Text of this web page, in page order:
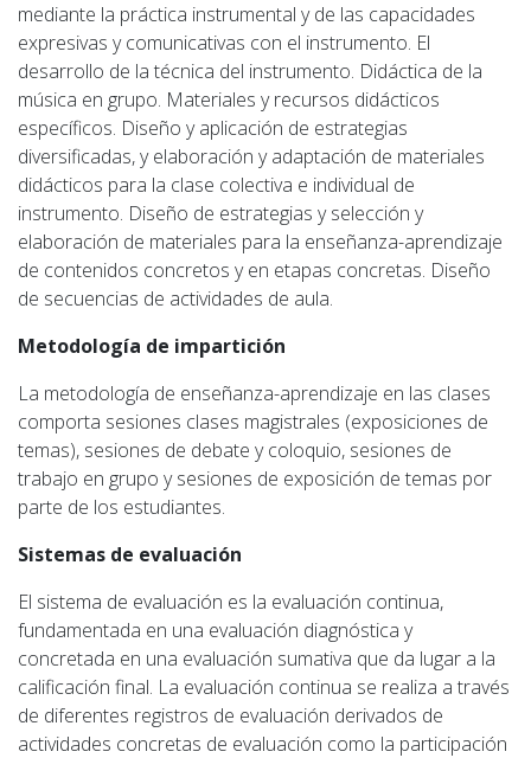
mediante la práctica instrumental y de las capacidades
expresivas y comunicativas con el instrumento. El
desarrollo de la técnica del instrumento. Didáctica de la
música en grupo. Materiales y recursos didácticos
específicos. Diseño y aplicación de estrategias
diversificadas, y elaboración y adaptación de materiales
didácticos para la clase colectiva e individual de
instrumento. Diseño de estrategias y selección y
elaboración de materiales para la enseñanza-aprendizaje
de contenidos concretos y en etapas concretas. Diseño
de secuencias de actividades de aula.
Metodología de impartición
La metodología de enseñanza-aprendizaje en las clases
comporta sesiones clases magistrales (exposiciones de
temas), sesiones de debate y coloquio, sesiones de
trabajo en grupo y sesiones de exposición de temas por
parte de los estudiantes.
Sistemas de evaluación
El sistema de evaluación es la evaluación continua,
fundamentada en una evaluación diagnóstica y
concretada en una evaluación sumativa que da lugar a la
calificación final. La evaluación continua se realiza a través
de diferentes registros de evaluación derivados de
actividades concretas de evaluación como la participación